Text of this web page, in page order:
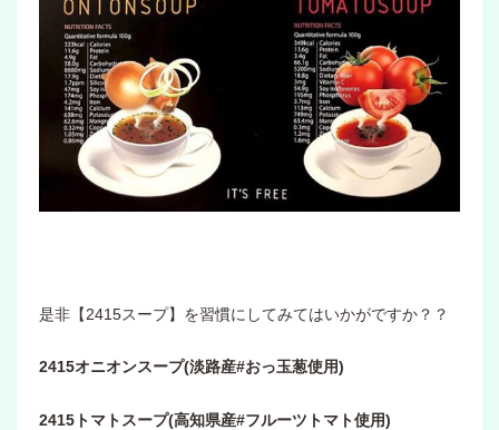
是非【2415スープ】を習慣にしてみてはいかがですか？？
2415オニオンスープ(淡路産#おっ玉葱使用)
2415トマトスープ(高知県産#フルーツトマト使用)